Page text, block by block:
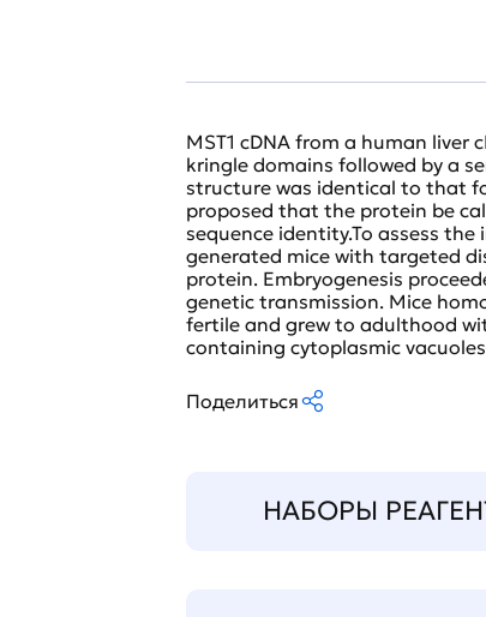
MST1 cDNA from a human liver
kringle domains followed by a
structure was identical to that
proposed that the protein be
sequence identity.To assess
generated mice with targeted
protein. Embryogenesis
genetic transmission. Mice
fertile and grew to adulthood
containing cytoplasmic
Поделиться
НАБОРЫ